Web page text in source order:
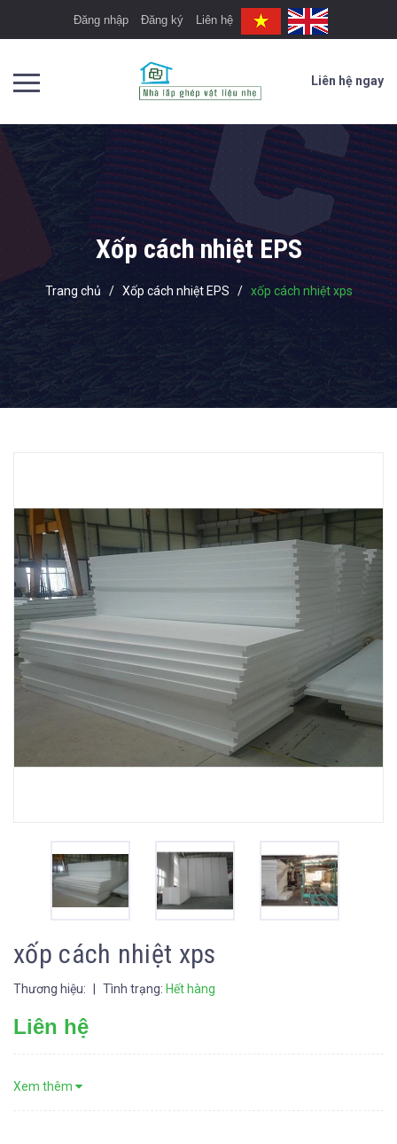
Đăng nhập Đăng ký Liên hệ
Liên hệ ngay
Xốp cách nhiệt EPS
Trang chủ / Xốp cách nhiệt EPS / xốp cách nhiệt xps
xốp cách nhiệt xps
Thương hiệu: Tình trạng: Hết hàng
Liên hệ
Xem thêm